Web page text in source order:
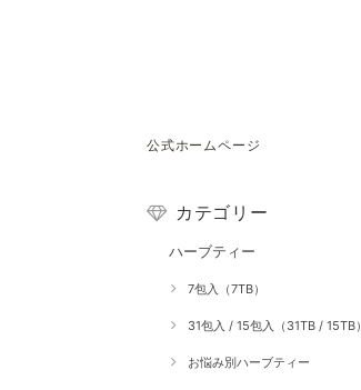
公式ホームページ
カテゴリー
ハーブティー
7包入（7TB）
31包入 / 15包入（31TB / 15TB）
お悩み別ハーブティー